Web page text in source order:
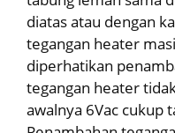
diatas atau dengan
tegangan heater
diperhatikan
tegangan heater
awalnya 6Vac cukup